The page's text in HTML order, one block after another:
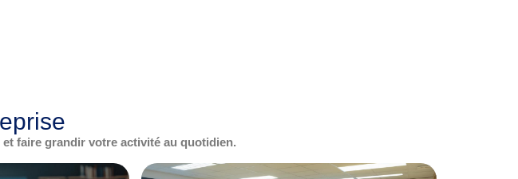
faire grandir votre activité au quotidien.